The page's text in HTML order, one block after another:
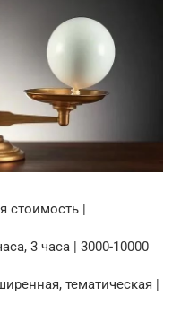
стоимость |
3 часа | 3000-10000
тематическая |